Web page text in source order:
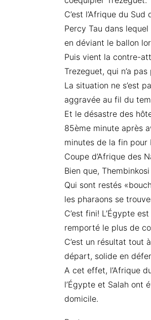
C’est l’Afrique du
Percy Tau dans
en déviant le ballon
Puis vient la contre-
Trezeguet, qui n’a
La situation ne s’est
aggravée au fil du
Et le désastre des
85ème minute après
minutes de la fin
Coupe d’Afrique des
Bien que,
Qui sont restés
les pharaons se
C’est fini! L’Égypte
remporté le plus de
C’est un résultat tout
départ, solide en
A cet effet, l’Afrique
l’Égypte et Salah ont
domicile.